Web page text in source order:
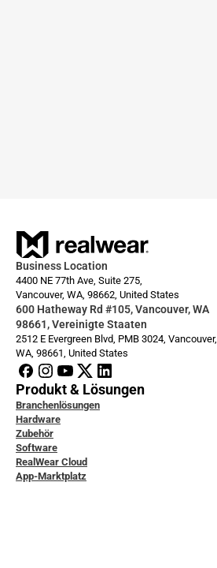
Business Location
4400 NE 77th Ave, Suite 275,
Vancouver, WA, 98662, United States
600 Hatheway Rd #105, Vancouver, WA
98661, Vereinigte Staaten
2512 E Evergreen Blvd, PMB 3024, Vancouver,
WA, 98661, United States
Produkt & Lösungen
Branchenlösungen
Hardware
Zubehör
Software
RealWear Cloud
App-Marktplatz